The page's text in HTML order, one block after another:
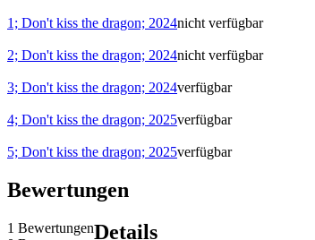
1; Don't kiss the dragon; 2024nicht verfügbar
2; Don't kiss the dragon; 2024nicht verfügbar
3; Don't kiss the dragon; 2024verfügbar
4; Don't kiss the dragon; 2025verfügbar
5; Don't kiss the dragon; 2025verfügbar
Bewertungen
1 BewertungenDetails